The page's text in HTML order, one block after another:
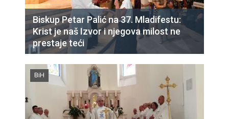
Biskup Petar Palić na 37. Mladifestu:
Krist je naš Izvor i njegova milost ne
prestaje teći
BiH